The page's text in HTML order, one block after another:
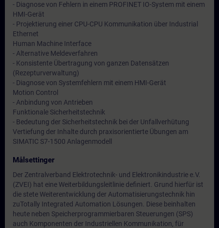
- Diagnose von Fehlern in einem PROFINET IO-System mit einem
HMI-Gerät
- Projektierung einer CPU-CPU Kommunikation über Industrial
Ethernet
Human Machine Interface
- Alternative Meldeverfahren
- Konsistente Übertragung von ganzen Datensätzen
(Rezepturverwaltung)
- Diagnose von Systemfehlern mit einem HMI-Gerät
Motion Control
- Anbindung von Antrieben
Funktionale Sicherheitstechnik
- Bedeutung der Sicherheitstechnik bei der Unfallverhütung
Vertiefung der Inhalte durch praxisorientierte Übungen am
SIMATIC S7-1500 Anlagenmodell
Målsettinger
Der Zentralverband Elektrotechnik- und Elektronikindustrie e.V.
(ZVEI) hat eine Weiterbildungsleitlinie definiert. Grund hierfür ist
die stete Weiterentwicklung der Automatisierungstechnik hin
zuTotally Integrated Automation Lösungen. Diese beinhalten
heute neben Speicherprogrammierbaren Steuerungen (SPS)
auch Komponenten der Industriellen Kommunikation, für